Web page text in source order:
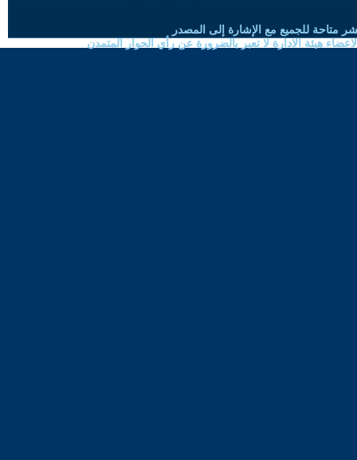
متاحة للجميع مع الإشارة إلى المصدر
هيئة الادارة لا تعبر بالضرورة عن رأي الحوار المتمدن